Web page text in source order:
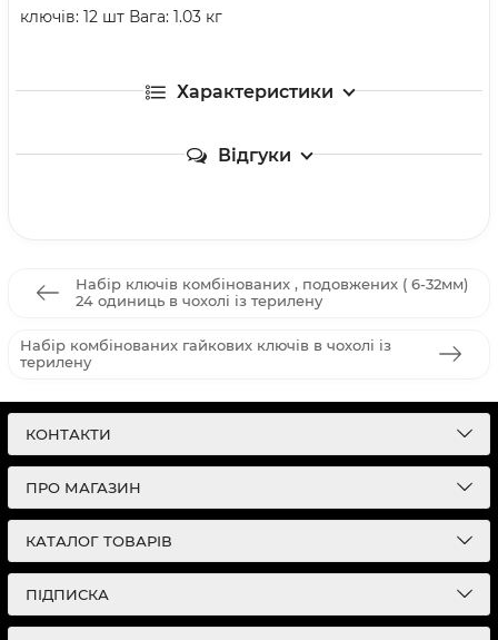
ключів: 12 шт Вага: 1.03 кг
Характеристики
Відгуки
Набір ключів комбінованих , подовжених ( 6-32мм)
24 одиниць в чохолі із терилену
Набір комбінованих гайкових ключів в чохолі із
терилену
КОНТАКТИ
ПРО МАГАЗИН
КАТАЛОГ ТОВАРІВ
ПІДПИСКА